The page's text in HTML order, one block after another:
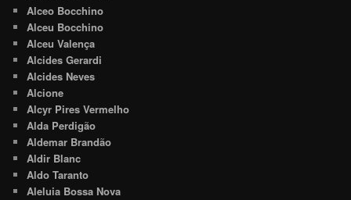
Alceo Bocchino
Alceu Bocchino
Alceu Valença
Alcides Gerardi
Alcides Neves
Alcione
Alcyr Pires Vermelho
Alda Perdigão
Aldemar Brandão
Aldir Blanc
Aldo Taranto
Aleluia Bossa Nova